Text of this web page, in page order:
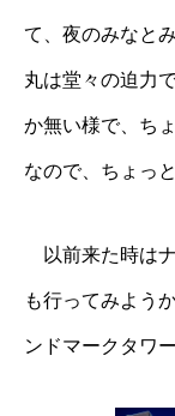
て、夜のみなと
丸は堂々の迫力
か無い様で、ち
なので、ちょっ
以前来た時は
も行ってみよう
ンドマークタワ